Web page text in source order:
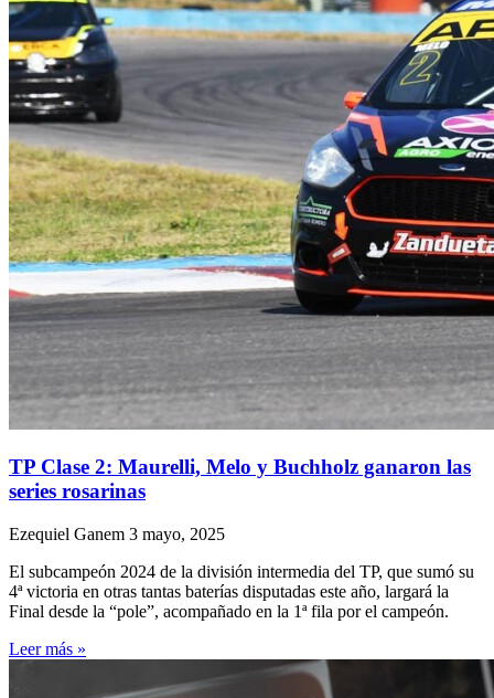
TP Clase 2: Maurelli, Melo y Buchholz ganaron las
series rosarinas
Ezequiel Ganem 3 mayo, 2025
El subcampeón 2024 de la división intermedia del TP, que sumó su
4ª victoria en otras tantas baterías disputadas este año, largará la
Final desde la “pole”, acompañado en la 1ª fila por el campeón.
Leer más »